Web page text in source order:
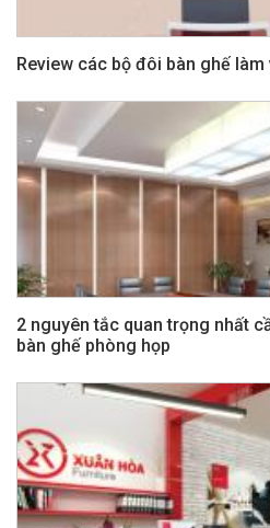
Review các bộ đôi bàn ghế
2 nguyên tắc quan trọng nhất
bàn ghế phòng họp